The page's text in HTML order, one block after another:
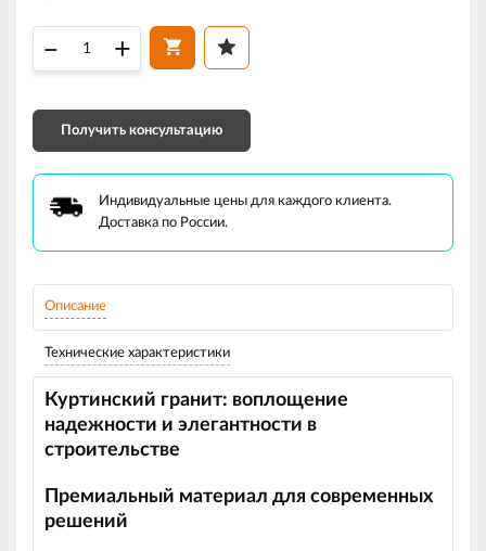
– +
Получить консультацию
Индивидуальные цены для каждого клиента.
Доставка по России.
Описание
Технические характеристики
Куртинский гранит: воплощение
надежности и элегантности в
строительстве
Премиальный материал для современных
решений